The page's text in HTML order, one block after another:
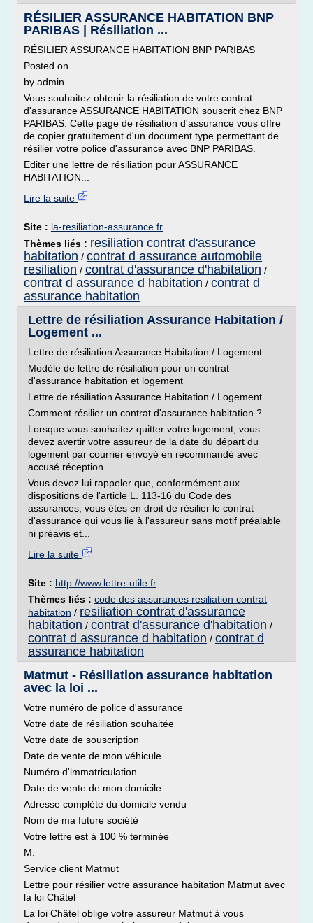
RÉSILIER ASSURANCE HABITATION BNP
PARIBAS | Résiliation ...
RÉSILIER ASSURANCE HABITATION BNP PARIBAS
Posted on
by admin
Vous souhaitez obtenir la résiliation de votre contrat
d'assurance ASSURANCE HABITATION souscrit chez BNP
PARIBAS. Cette page de résiliation d'assurance vous offre
de copier gratuitement d'un document type permettant de
résilier votre police d'assurance avec BNP PARIBAS.
Editer une lettre de résiliation pour ASSURANCE
HABITATION...
Lire la suite
Site : la-resiliation-assurance.fr
Thèmes liés : resiliation contrat d'assurance
habitation / contrat d assurance automobile
resiliation / contrat d'assurance d'habitation /
contrat d assurance d habitation / contrat d
assurance habitation
Lettre de résiliation Assurance Habitation /
Logement ...
Lettre de résiliation Assurance Habitation / Logement
Modèle de lettre de résiliation pour un contrat
d'assurance habitation et logement
Lettre de résiliation Assurance Habitation / Logement
Comment résilier un contrat d'assurance habitation ?
Lorsque vous souhaitez quitter votre logement, vous
devez avertir votre assureur de la date du départ du
logement par courrier envoyé en recommandé avec
accusé réception.
Vous devez lui rappeler que, conformément aux
dispositions de l'article L. 113-16 du Code des
assurances, vous êtes en droit de résilier le contrat
d'assurance qui vous lie à l'assureur sans motif préalable
ni préavis et...
Lire la suite
Site : http://www.lettre-utile.fr
Thèmes liés : code des assurances resiliation contrat
habitation / resiliation contrat d'assurance
habitation / contrat d'assurance d'habitation /
contrat d assurance d habitation / contrat d
assurance habitation
Matmut - Résiliation assurance habitation
avec la loi ...
Votre numéro de police d'assurance
Votre date de résiliation souhaitée
Votre date de souscription
Date de vente de mon véhicule
Numéro d'immatriculation
Date de vente de mon domicile
Adresse complète du domicile vendu
Nom de ma future société
Votre lettre est à 100 % terminée
M.
Service client Matmut
Lettre pour résilier votre assurance habitation Matmut avec
la loi Châtel
La loi Châtel oblige votre assureur Matmut à vous